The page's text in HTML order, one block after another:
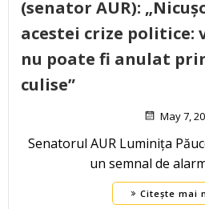
(senator AUR):
acestei crize
nu poate fi anulat
culise”
May 7,
Senatorul AUR Luminița
un semnal de
Citește mai